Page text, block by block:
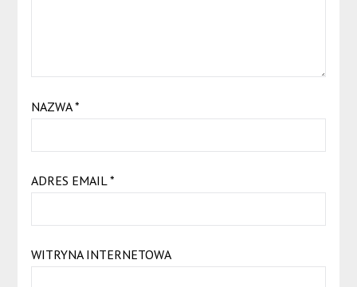
NAZWA*
ADRES EMAIL*
WITRYNA INTERNETOWA